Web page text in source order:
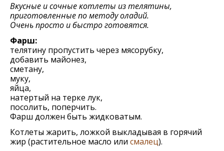
Вкусные и сочные котлеты из телятины,
приготовленные по методу оладий.
Очень просто и быстро готовятся.
Фарш:
телятину пропустить через мясорубку,
добавить майонез,
сметану,
муку,
яйца,
натертый на терке лук,
посолить, поперчить.
Фарш должен быть жидковатым.
Котлеты жарить, ложкой выкладывая в горячий
жир (растительное масло или смалец).